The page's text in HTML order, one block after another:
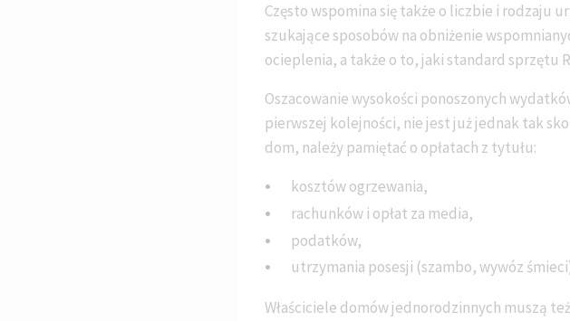
Często wspomina się także o liczbie i rodzaju
szukające sposobów na obniżenie
ocieplenia, a także o to, jaki standard sprzętu
Oszacowanie wysokości ponoszonych
pierwszej kolejności, nie jest już jednak tak
dom, należy pamiętać o opłatach z tytułu:
kosztów ogrzewania,
rachunków i opłat za media,
podatków,
utrzymania posesji (szambo, wywóz
Właściciele domów jednorodzinnych muszą